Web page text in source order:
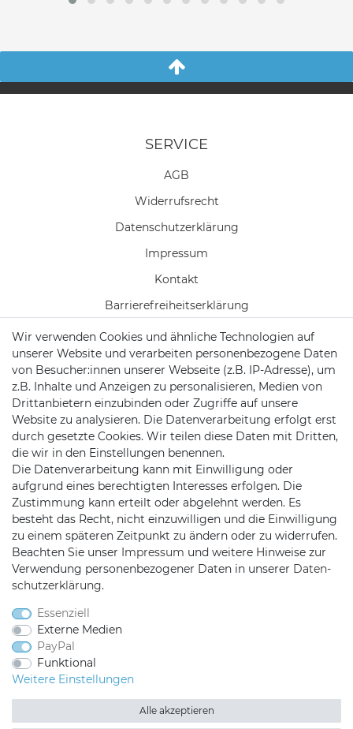
SERVICE
AGB
Widerrufs­recht
Daten­schutz­erklärung
Impressum
Kontakt
Barrierefreiheitserklärung
Widerrufs­formular
Zahlung & Versand
Batteriehinweise
KONTAKT
Telefon:09721 / 9453362
Mail:info@satshopping.de
Wir verwenden Cookies und ähnliche Technologien auf
unserer Website und verarbeiten personenbezogene Daten
von Besucher:innen unserer Webseite (z.B. IP-Adresse), um
z.B. Inhalte und Anzeigen zu personalisieren, Medien von
Drittanbietern einzubinden oder Zugriffe auf unsere
Website zu analysieren. Die Datenverarbeitung erfolgt erst
durch gesetzte Cookies. Wir teilen diese Daten mit Dritten,
die wir in den Einstellungen benennen.
Die Datenverarbeitung kann mit Einwilligung oder
aufgrund eines berechtigten Interesses erfolgen. Die
Zustimmung kann erteilt oder abgelehnt werden. Es
besteht das Recht, nicht einzuwilligen und die Einwilligung
zu einem späteren Zeitpunkt zu ändern oder zu widerrufen.
Beachten Sie unser Impressum und weitere Hinweise zur
Verwendung personenbezogener Daten in unserer Daten­
schutz­erklärung.
Essenziell
Externe Medien
PayPal
Funktional
Weitere Einstellungen
Alle akzeptieren